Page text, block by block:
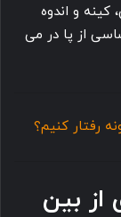
و اندوه
از پا در می
رفتار کنیم؟
از بین